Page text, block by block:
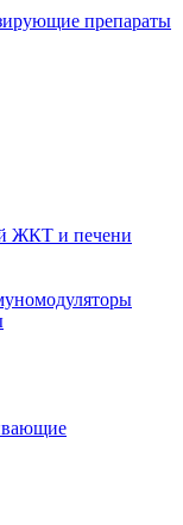
препараты
ЖКТ и печени